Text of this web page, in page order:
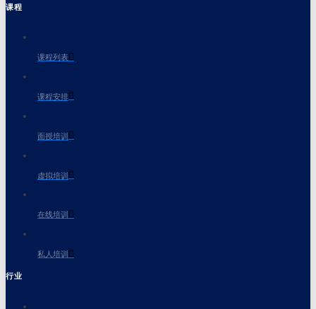
课程
课程列表
课程安排
面授培训
虚拟培训
在线培训
私人培训
行业